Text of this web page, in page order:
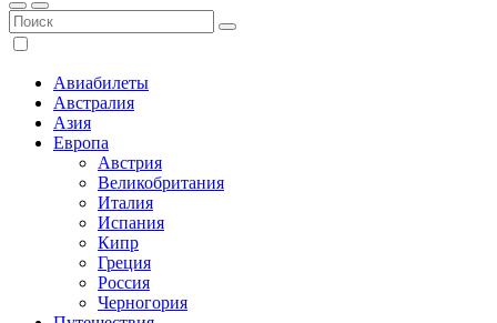
Авиабилеты
Австралия
Азия
Европа
Австрия
Великобритания
Италия
Испания
Кипр
Греция
Россия
Черногория